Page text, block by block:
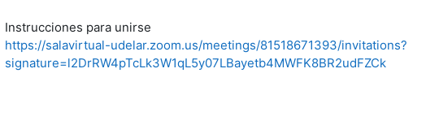
Instrucciones para unirse
https://salavirtual-udelar.zoom.us/meetings/81518671393/invitations?
signature=l2DrRW4pTcLk3W1qL5y07LBayetb4MWFK8BR2udFZCk